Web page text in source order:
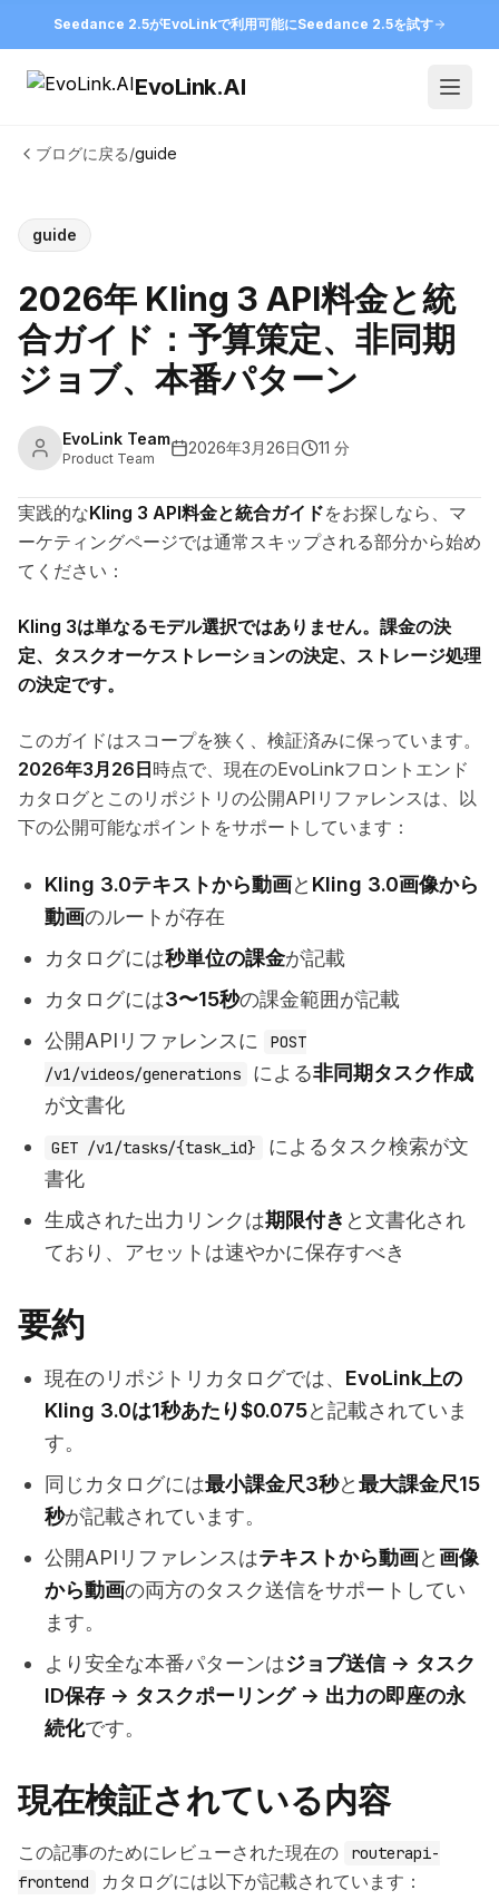
Seedance 2.5がEvoLinkで利用可能にSeedance 2.5を試す
EvoLink.AI
ブログに戻る/guide
guide
2026年 Kling 3 API料金と統
合ガイド：予算策定、非同期
ジョブ、本番パターン
EvoLink Team
Product Team
2026年3月26日 11 分
実践的なKling 3 API料金と統合ガイドをお探しなら、マ
ーケティングページでは通常スキップされる部分から始め
てください：
Kling 3は単なるモデル選択ではありません。課金の決
定、タスクオーケストレーションの決定、ストレージ処理
の決定です。
このガイドはスコープを狭く、検証済みに保っています。
2026年3月26日時点で、現在のEvoLinkフロントエンド
カタログとこのリポジトリの公開APIリファレンスは、以
下の公開可能なポイントをサポートしています：
Kling 3.0テキストから動画と Kling 3.0画像から
動画のルートが存在
カタログには秒単位の課金が記載
カタログには3〜15秒の課金範囲が記載
公開APIリファレンスに
POST
/v1/videos/generations
による非同期タスク作成
が文書化
GET /v1/tasks/{task_id}
によるタスク検索が文
書化
生成された出力リンクは期限付き と文書化され
ており、アセットは速やかに保存すべき
要約
現在のリポジトリカタログでは、 EvoLink上の
Kling 3.0は1秒あたり$0.075と記載されていま
す。
同じカタログには最小課金尺3秒と最大課金尺15
秒が記載されています。
公開APIリファレンスはテキストから動画と画像
から動画の両方のタスク送信をサポートしてい
ます。
より安全な本番パターンはジョブ送信 -> タスク
ID保存 -> タスクポーリング -> 出力の即座の永
続化です。
現在検証されている内容
この記事のためにレビューされた現在の
routerapi-
frontend
カタログには以下が記載されています：